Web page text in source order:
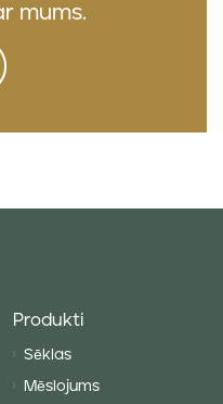
mums.
Produkti
Sēklas
Mēslojums